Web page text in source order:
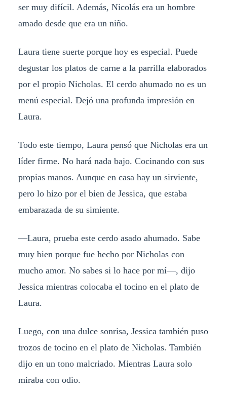
ser muy difícil. Además, Nicolás era un hombre
amado desde que era un niño.
Laura tiene suerte porque hoy es especial. Puede
degustar los platos de carne a la parrilla elaborados
por el propio Nicholas. El cerdo ahumado no es un
menú especial. Dejó una profunda impresión en
Laura.
Todo este tiempo, Laura pensó que Nicholas era un
líder firme. No hará nada bajo. Cocinando con sus
propias manos. Aunque en casa hay un sirviente,
pero lo hizo por el bien de Jessica, que estaba
embarazada de su simiente.
—Laura, prueba este cerdo asado ahumado. Sabe
muy bien porque fue hecho por Nicholas con
mucho amor. No sabes si lo hace por mí—, dijo
Jessica mientras colocaba el tocino en el plato de
Laura.
Luego, con una dulce sonrisa, Jessica también puso
trozos de tocino en el plato de Nicholas. También
dijo en un tono malcriado. Mientras Laura solo
miraba con odio.